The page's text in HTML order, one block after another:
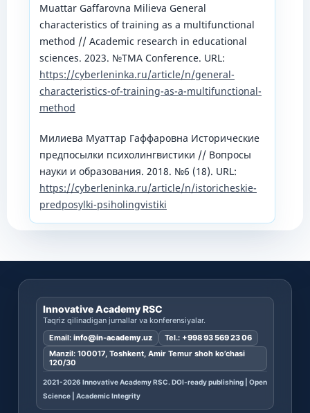
Muattar Gaffarovna Milieva General
characteristics of training as a multifunctional
method // Academic research in educational
sciences. 2023. №TMA Conference. URL:
https://cyberleninka.ru/article/n/general-
characteristics-of-training-as-a-multifunctional-
method
Милиева Муаттар Гаффаровна Исторические
предпосылки психолингвистики // Вопросы
науки и образования. 2018. №6 (18). URL:
https://cyberleninka.ru/article/n/istoricheskie-
predposylki-psiholingvistiki
Innovative Academy RSC
Taqriz qilinadigan jurnallar va konferensiyalar.
Email: info@in-academy.uz Tel.: +998 93 569 23 06
Manzil: 100017, Toshkent, Amir Temur shoh ko’chasi
120/30
2021-2026 Innovative Academy RSC. DOI-ready publishing | Open
Science | Academic Integrity